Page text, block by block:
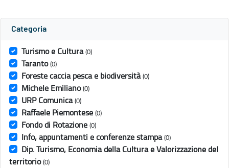
Categoria
Turismo e Cultura (0)
Taranto (0)
Foreste caccia pesca e biodiversità (0)
Michele Emiliano (0)
URP Comunica (0)
Raffaele Piemontese (0)
Fondo di Rotazione (0)
Info, appuntamenti e conferenze stampa (0)
Dip. Turismo, Economia della Cultura e Valorizzazione del
territorio (0)